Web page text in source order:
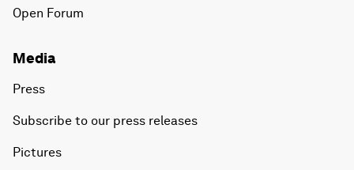
Open Forum
Media
Press
Subscribe to our press releases
Pictures